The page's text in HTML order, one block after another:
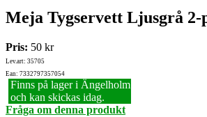
Meja Tygservett Ljusgrå 2-
Pris: 50 kr
Lev.art: 35705
Ean: 7332797357054
Finns på lager i Ängelholm
och kan skickas idag.
Fråga om denna produkt